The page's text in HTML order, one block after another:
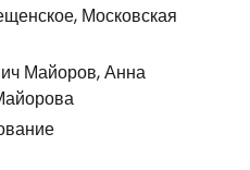
Московская
Майоров, Анна